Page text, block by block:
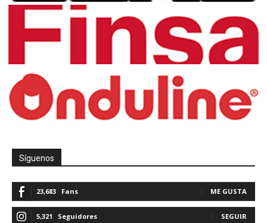
Síguenos
23,683 Fans ME GUSTA
5,321 Seguidores SEGUIR